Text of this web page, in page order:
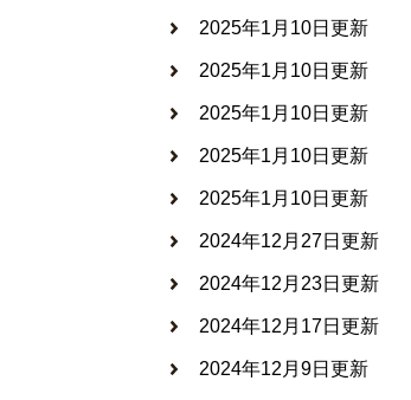
2025年1月10日更新
2025年1月10日更新
2025年1月10日更新
2025年1月10日更新
2025年1月10日更新
2024年12月27日更新
2024年12月23日更新
2024年12月17日更新
2024年12月9日更新